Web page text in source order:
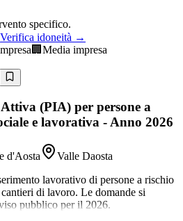
specifico.
Verifica idoneità →
🏢 Media impresa
(PIA) per persone a
e lavorativa - Anno 2026
d'Aosta
Valle Daosta
lavorativo di persone a rischio
di lavoro. Le domande si
pubblico per il 2026.